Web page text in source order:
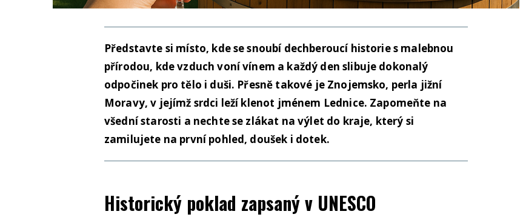
Představte si místo, kde se snoubí dechberoucí historie s malebnou
přírodou, kde vzduch voní vínem a každý den slibuje dokonalý
odpočinek pro tělo i duši. Přesně takové je Znojemsko, perla jižní
Moravy, v jejímž srdci leží klenot jménem Lednice. Zapomeňte na
všední starosti a nechte se zlákat na výlet do kraje, který si
zamilujete na první pohled, doušek i dotek.
Historický poklad zapsaný v UNESCO